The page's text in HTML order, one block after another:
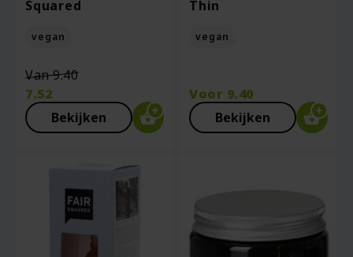
Squared
vegan
Van9.40Oorspronkelijke
was:
€9.40.
7.52
Huidige
prijsBekijken
Thin
vegan
Voor 9.40
Bekijken